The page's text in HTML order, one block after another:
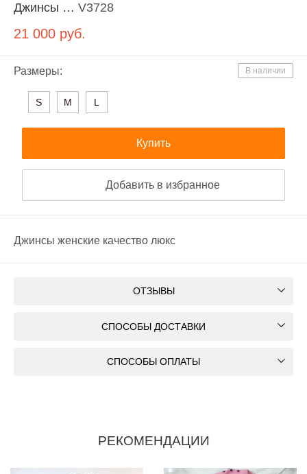
Джинсы … V3728
21 000 руб.
В наличии
Размеры:
S M L
Купить
Добавить в избранное
Джинсы женские качество люкс
ОТЗЫВЫ
СПОСОБЫ ДОСТАВКИ
СПОСОБЫ ОПЛАТЫ
РЕКОМЕНДАЦИИ